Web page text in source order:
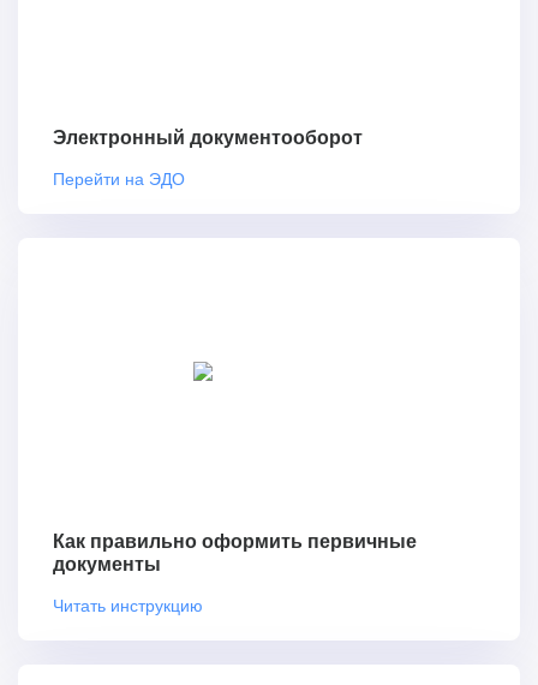
Электронный документооборот
Перейти на ЭДО
Как правильно оформить первичные
документы
Читать инструкцию